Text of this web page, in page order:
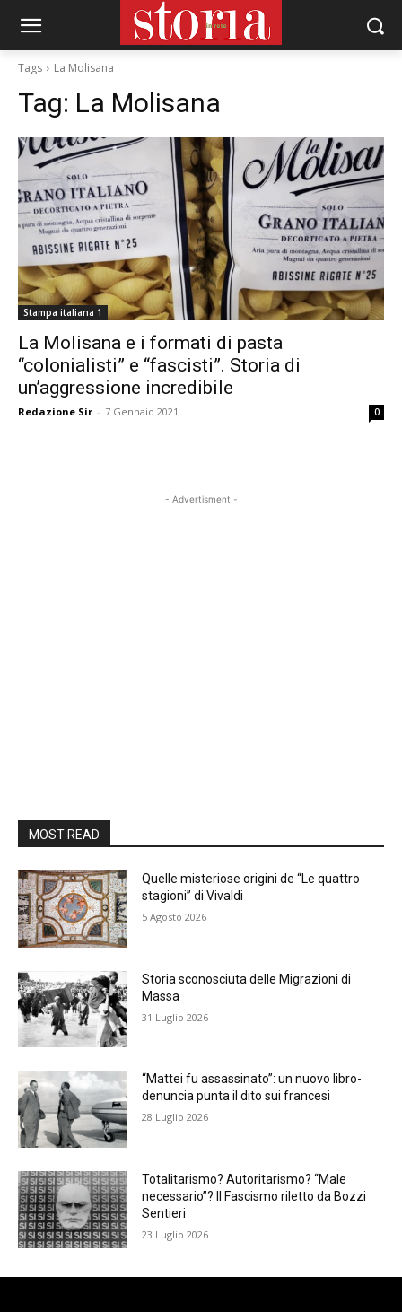
Tags La Molisana
Tag: La Molisana
Stampa italiana 1
La Molisana e i formati di pasta
“colonialisti” e “fascisti”. Storia di
un’aggressione incredibile
Redazione Sir - 7 Gennaio 2021 0
- Advertisment -
MOST READ
Quelle misteriose origini de “Le quattro
stagioni” di Vivaldi
5 Agosto 2026
Storia sconosciuta delle Migrazioni di
Massa
31 Luglio 2026
“Mattei fu assassinato”: un nuovo libro-
denuncia punta il dito sui francesi
28 Luglio 2026
Totalitarismo? Autoritarismo? “Male
necessario”? Il Fascismo riletto da Bozzi
Sentieri
23 Luglio 2026